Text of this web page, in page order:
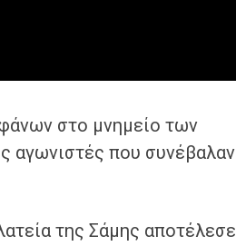
στο μνημείο των
αγωνιστές που συνέβαλαν
της Σάμης αποτέλεσε